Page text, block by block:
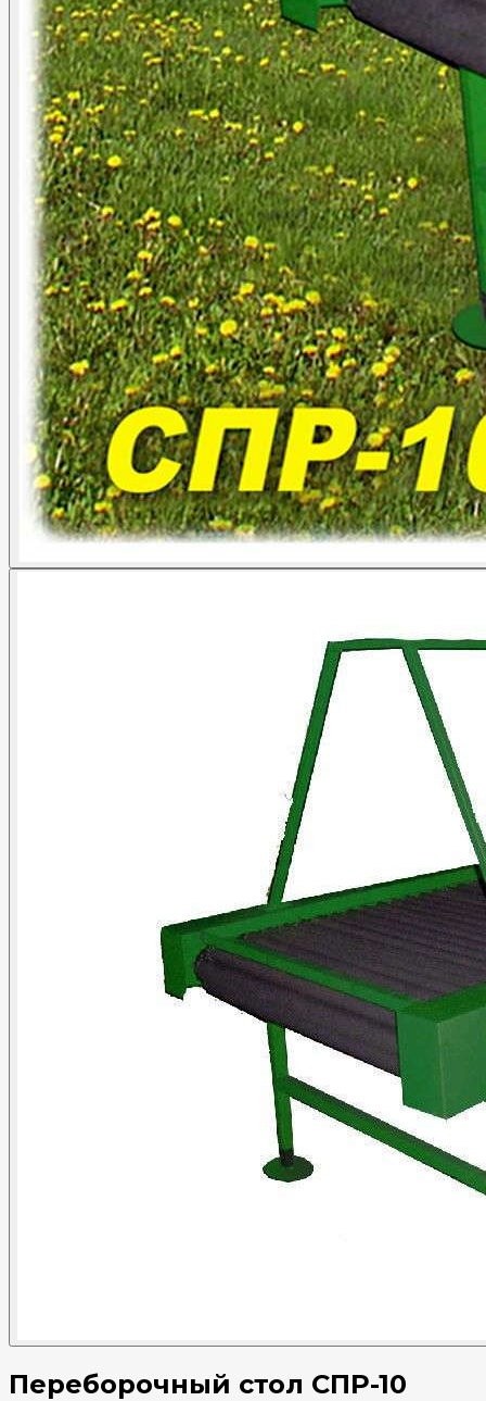
Переборочный стол СПР-10